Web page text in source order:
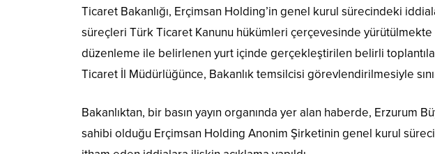
Ticaret Bakanlığı, Erçimsan Holding’in genel kurul sürecindeki
süreçleri Türk Ticaret Kanunu hükümleri çerçevesinde yürütülmekte
düzenleme ile belirlenen yurt içinde gerçekleştirilen belirli
Ticaret İl Müdürlüğünce, Bakanlık temsilcisi görevlendirilmesiyle
Bakanlıktan, bir basın yayın organında yer alan haberde, Erzurum
sahibi olduğu Erçimsan Holding Anonim Şirketinin genel kurul